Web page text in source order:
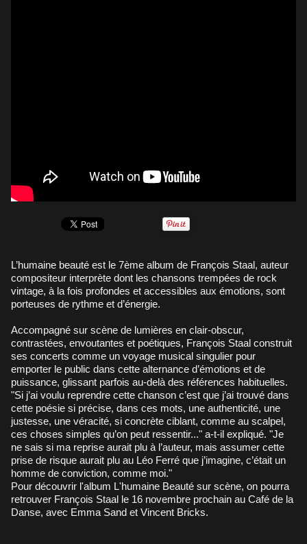
L’humaine beauté est le 7ème album de François Staal, auteur
compositeur interprète dont les chansons trempées de rock
vintage, à la fois profondes et accessibles aux émotions, sont
porteuses de rythme et d’énergie.
Accompagné sur scène de lumières en clair-obscur,
contrastées, envoutantes et poétiques, François Staal construit
ses concerts comme un voyage musical singulier pour
emporter le public dans cette alternance d’émotions et de
puissance, glissant parfois au-delà des références habituelles.
"Si j’ai voulu reprendre cette chanson c’est que j’ai trouvé dans
cette poésie si précise, dans ces mots, une authenticité, une
justesse, une véracité, si concrète ciblant, comme au scalpel,
ces choses simples qu’on peut ressentir..." a-t-il expliqué. "Je
ne sais si ma reprise aurait plu à l’auteur, mais assumer cette
prise de risque aurait plu au Léo Ferré que j’imagine, c’était un
homme de conviction, comme moi."
Pour découvrir l'album L'humaine Beauté sur scène, on pourra
retrouver François Staal le 16 novembre prochain au Café de la
Danse, avec Emma Sand et Vincent Bricks.